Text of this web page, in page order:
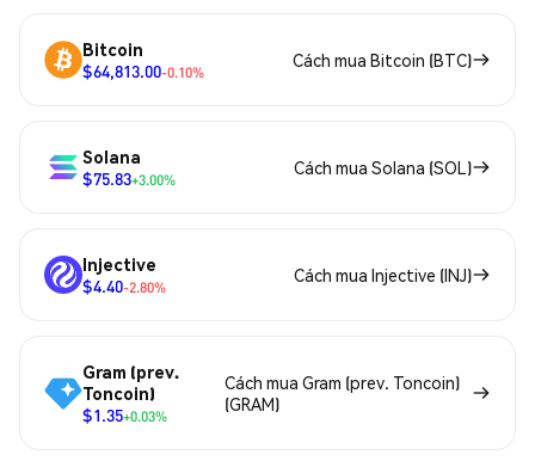
Bitcoin
$64,813.00-0.10%
Cách mua Bitcoin (BTC)
Solana
$75.83+3.00%
Cách mua Solana (SOL)
Injective
$4.40-2.80%
Cách mua Injective (INJ)
Gram (prev.
Toncoin)
$1.35+0.03%
Cách mua Gram (prev. Toncoin)
(GRAM)